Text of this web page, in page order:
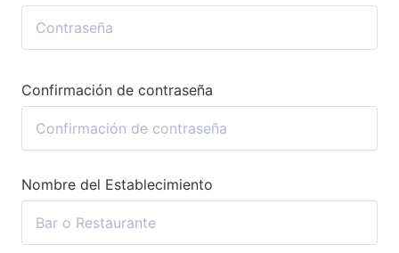
Confirmación de contraseña
Nombre del Establecimiento